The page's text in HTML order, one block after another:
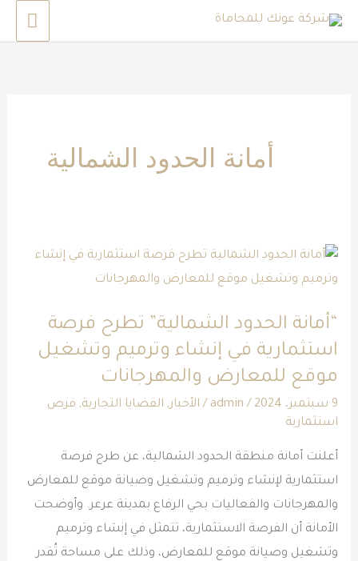
تخطي
أمانة الحدود الشمالية
“أمانة الحدود الشمالية” تطرح ‫فرصة
استثمارية في إنشاء وترميم وتشغيل
موقع للمعارض والمهرجانات
9 سبتمبر، 2024 /
admin
/ الأخبار, القضايا التجارية, فرص
استثمارية
أعلنت أمانة منطقة الحدود الشمالية، عن طرح فرصة
استثمارية لإنشاء وترميم وتشغيل وصيانة موقع للمعارض
والمهرجانات والفعاليات بحي الرفاع بمدينة عرعر. وأوضحت
الأمانة أن الفرصة الاستثمارية، تتمثل في إنشاء وترميم
وتشغيل وصيانة موقع للمعارض، وذلك على مساحة تُقدر
“أمانة
الحدود
تطرح
‫فرصة
استثمارية
في
إنشاء
وترميم
وتشغيل
موقع
للمعارض
والمهرجانات